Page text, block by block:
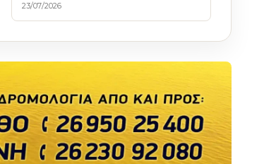
23/07/2026